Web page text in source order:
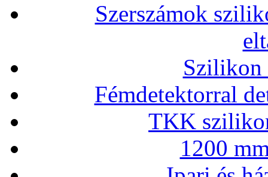
Szerszámok
Szilikon
Fémdetektorral
TKK
1200